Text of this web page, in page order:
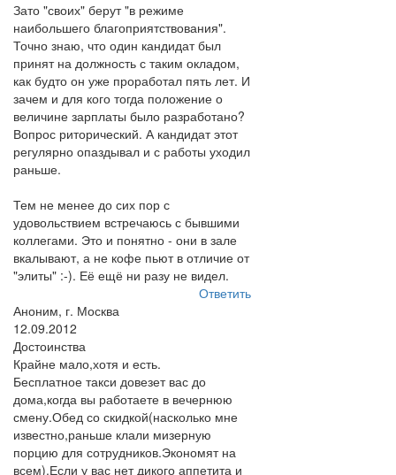
Зато "своих" берут "в режиме
наибольшего благоприятствования".
Точно знаю, что один кандидат был
принят на должность с таким окладом,
как будто он уже проработал пять лет. И
зачем и для кого тогда положение о
величине зарплаты было разработано?
Вопрос риторический. А кандидат этот
регулярно опаздывал и с работы уходил
раньше.
Тем не менее до сих пор с
удовольствием встречаюсь с бывшими
коллегами. Это и понятно - они в зале
вкалывают, а не кофе пьют в отличие от
"элиты" :-). Её ещё ни разу не видел.
Ответить
Аноним, г. Москва
12.09.2012
Достоинства
Крайне мало,хотя и есть.
Бесплатное такси довезет вас до
дома,когда вы работаете в вечернюю
смену.Обед со скидкой(насколько мне
известно,раньше клали мизерную
порцию для сотрудников.Экономят на
всем).Если у вас нет дикого аппетита и